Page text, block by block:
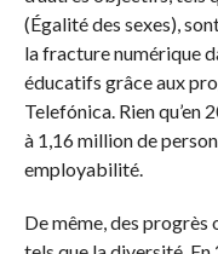
(Égalité des sexes),
la fracture numérique
éducatifs grâce aux
Telefónica. Rien
à 1,16 million de
employabilité.
De même, des progrès